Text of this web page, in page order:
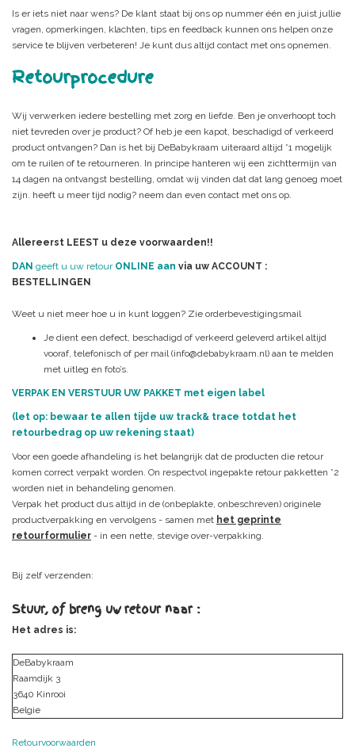
Is er iets niet naar wens? De klant staat bij ons op nummer één en juist jullie
vragen, opmerkingen, klachten, tips en feedback kunnen ons helpen onze
service te blijven verbeteren! Je kunt dus altijd contact met ons opnemen.
Retourprocedure
Wij verwerken iedere bestelling met zorg en liefde. Ben je onverhoopt toch
niet tevreden over je product? Of heb je een kapot, beschadigd of verkeerd
product ontvangen? Dan is het bij DeBabykraam uiteraard altijd *1 mogelijk
om te ruilen of te retourneren. In principe hanteren wij een zichttermijn van
14 dagen na ontvangst bestelling, omdat wij vinden dat dat lang genoeg moet
zijn. heeft u meer tijd nodig? neem dan even contact met ons op.
Allereerst LEEST u deze voorwaarden!!
DAN geeft u uw retourONLINE aan via uw ACCOUNT :
BESTELLINGEN
Weet u niet meer hoe u in kunt loggen? Zie orderbevestigingsmail
Je dient een defect, beschadigd of verkeerd geleverd artikel altijd
vooraf, telefonisch of per mail (info@debabykraam.nl) aan te melden
met uitleg en foto’s.
VERPAK EN VERSTUUR UW PAKKET met eigen label
(let op: bewaar te allen tijde uw track& trace totdat het
retourbedrag op uw rekening staat)
Voor een goede afhandeling is het belangrijk dat de producten die retour
komen correct verpakt worden. On respectvol ingepakte retour pakketten *2
worden niet in behandeling genomen.
Verpak het product dus altijd in de (onbeplakte, onbeschreven) originele
productverpakking en vervolgens - samen met het geprinte
retourformulier - in een nette, stevige over-verpakking.
Bij zelf verzenden:
Stuur, of breng uw retour naar :
Het adres is:
DeBabykraam
Raamdijk 3
3640 Kinrooi
Belgie
Retourvoorwaarden